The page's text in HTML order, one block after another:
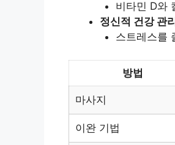
비타민 D와
정신적 건강 관
스트레스를
방법
마사지
이완 기법